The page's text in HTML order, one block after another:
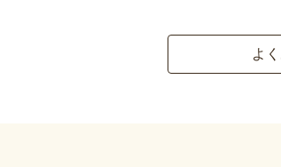
よ